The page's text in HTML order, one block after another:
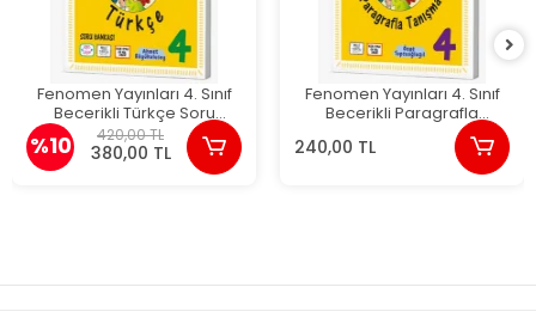
Fenomen Yayınları 4. Sınıf
Becerikli Türkçe Soru
Bankası
%10 420,00 TL
380,00 TL
Fenomen Yayınları 4. Sınıf
Becerikli Paragrafla
Tanışma Soru Bankası
240,00 TL